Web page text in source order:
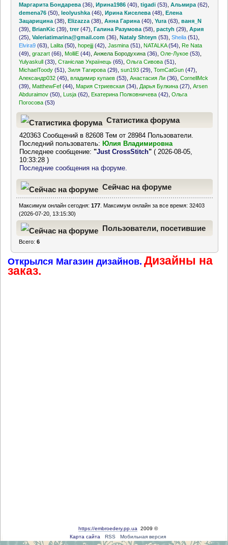
Маргарита Бондарева (36) ,Ирина1986 (40) ,tigadi (53) ,Альмира (62)
demena76 (50) ,leolyushka (46) ,Ирина Киселева (48) ,Елена
Зацарицина (38) ,Elizazza (38) ,Анна Гарина (40) ,Yura (63) ,ваня_N
(39) ,BrianKic (39) ,trer(47) ,Галина Разумова (58) ,pactyh (29) ,Ария
(25) ,Valeriatimarina@gmail.com (36) ,Nataly Shteyn (53) ,Sheila (51)
Elvira9 (63) Lalita (50) ,hopejjj (42) ,Jasmina (51) NATALKA(54)
Re Nata
(49) ,grazart (66) MolliE (44) ,Анжела Бородухина (36) ,Оле-Лукое (53)
Yulyaskull (33) ,Станіслав Українець (65) ,Ольга Сивова (51)
MichaelToody (51) ,Зиля Тагирова (29) ,sun193 (29) ,TomCatGun (47)
Александр032 (45) ,владимир купаев (53) ,Анастасия Ли (36) ,CornellMck
(39)
MatthewFef (44) Мария Стриевская (34) Дарья Булкина (27) ,Arsen
Abduraimov (50) Lusja (62) Екатерина Полковничева (42) ,Ольга
Погосова (53)
Статистика форума
420363 Сообщений в 82608 Тем от 28984 Пользователи.
Последний пользователь: Юлия Владимировна
Последнее сообщение:"Just CrossStitch" ( 2026-08-05,
10:33:28 )
Последние сообщения на форуме.
Сейчас на форуме
Максимум онлайн сегодня:177 . Максимум онлайн за все время: 32403
(2026-07-20, 13:15:30)
Пользователи, посетившие
часа
Всего:6
Открылся Магазин дизайнов. Дизайны на
заказ.
https://embroedery.pp.ua 2009 ©
Карта сайта
RSS Мобильная версия